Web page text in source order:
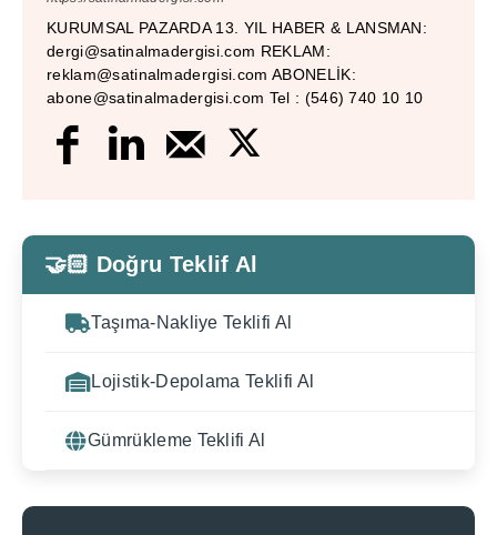
KURUMSAL PAZARDA 13. YIL HABER & LANSMAN:
dergi@satinalmadergisi.com REKLAM:
reklam@satinalmadergisi.com ABONELİK:
abone@satinalmadergisi.com Tel : (546) 740 10 10
🤝🏻 Doğru Teklif Al
Taşıma-Nakliye Teklifi Al
Lojistik-Depolama Teklifi Al
Gümrükleme Teklifi Al